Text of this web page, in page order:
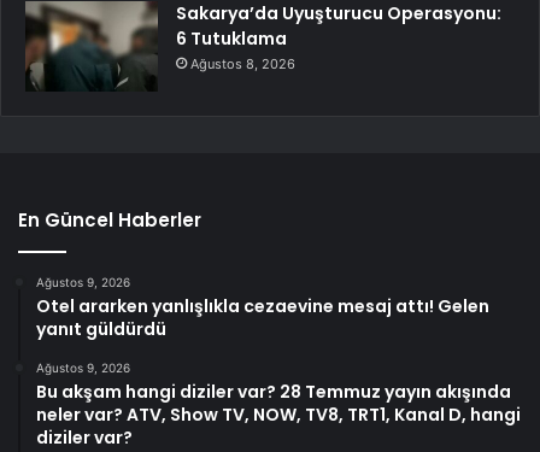
Sakarya’da Uyuşturucu Operasyonu:
6 Tutuklama
Ağustos 8, 2026
En Güncel Haberler
Ağustos 9, 2026
Otel ararken yanlışlıkla cezaevine mesaj attı! Gelen
yanıt güldürdü
Ağustos 9, 2026
Bu akşam hangi diziler var? 28 Temmuz yayın akışında
neler var? ATV, Show TV, NOW, TV8, TRT1, Kanal D, hangi
diziler var?